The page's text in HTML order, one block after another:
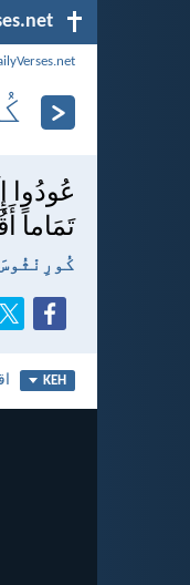
عُودُوا
تَمَاماً
كُورِنْثُوسَ
KEH